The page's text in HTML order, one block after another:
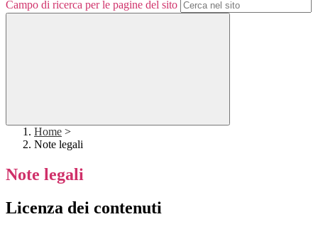
Campo di ricerca per le pagine del sito
Home >
Note legali
Note legali
Licenza dei contenuti